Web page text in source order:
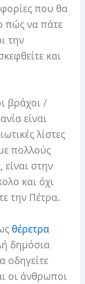
που θα
πώς να πάτε
την
και
βράχοι /
είναι
λίστες
πολλούς
στην
και όχι
την Πέτρα.
θέρετρα
δημόσια
οδηγείτε
οι άνθρωποι